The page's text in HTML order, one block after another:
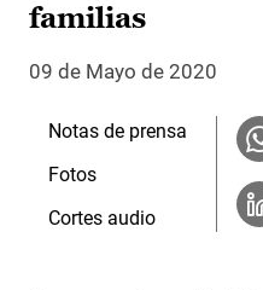
familias
09 de Mayo de 2020
Notas de prensa
Fotos
Cortes audio